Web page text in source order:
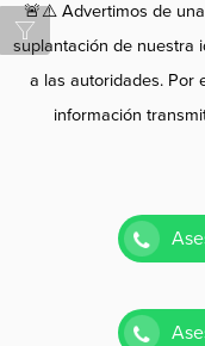
🚨⚠️ Advertimos de
suplantación de nuestra
a las autoridades. Por
información